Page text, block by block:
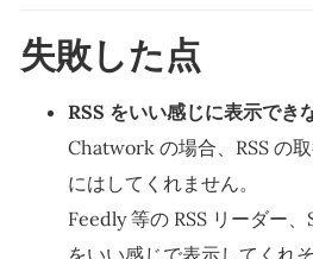
失敗した点
RSS をいい感じに表示でき
Chatwork の場合、RSS の
にはしてくれません。
Feedly 等の RSS リーダー
をいい感じで表示してくれそ